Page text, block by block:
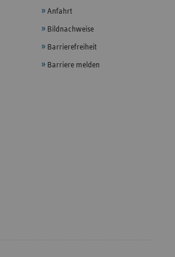
Anfahrt
Bildnachweise
Barrierefreiheit
Barriere melden